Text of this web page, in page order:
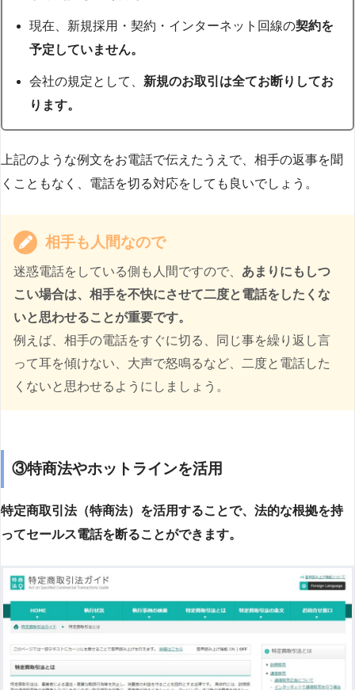
現在、新規採用・契約・インターネット回線の契約を
予定していません。
会社の規定として、 新規のお取引は全てお断りしてお
ります。
上記のような例文をお電話で伝えたうえで、相手の返事を聞
くこともなく、電話を切る対応をしても良いでしょう。
相手も人間なので
迷惑電話をしている側も人間ですので、 あまりにもしつ
こい場合は、相手を不快にさせて二度と電話をしたくな
いと思わせることが重要です。
例えば、相手の電話をすぐに切る、同じ事を繰り返し言
って耳を傾けない、大声で怒鳴るなど、二度と電話した
くないと思わせるようにしましょう。
③特商法やホットラインを活用
特定商取引法（特商法）を活用することで、法的な根拠を持
ってセールス電話を断ることができます。